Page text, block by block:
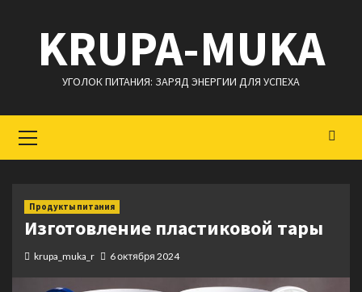
содержимому
KRUPA-MUKA
УГОЛОК ПИТАНИЯ: ЗАРЯД ЭНЕРГИИ ДЛЯ УСПЕХА
меню
Продукты питания
Изготовление пластиковой тары
krupa_muka_r 6 октября 2024